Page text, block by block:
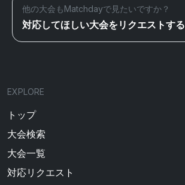
他の大会もMatchdayで見たいですか？
対応してほしい大会をリクエストする
EXPLORE
トップ
大会検索
大会一覧
対応リクエスト